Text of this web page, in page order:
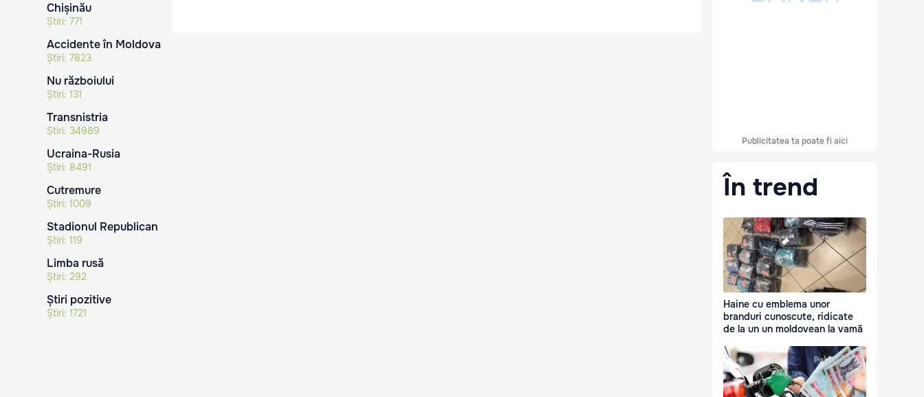
Chișinău
Știri: 771
Accidente în Moldova
Știri: 7823
Nu războiului
Știri: 131
Transnistria
Știri: 34989
Ucraina-Rusia
Știri: 8491
Cutremure
Știri: 1009
Stadionul Republican
Știri: 119
Limba rusă
Știri: 292
Știri pozitive
Știri: 1721
Publicitatea ta poate fi aici
În trend
Haine cu emblema unor
branduri cunoscute, ridicate
de la un un moldovean la vamă